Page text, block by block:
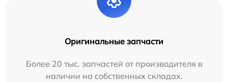
Оригинальные запчасти
Более 20 тыс. запчастей от производителя в
наличии на собственных складах.